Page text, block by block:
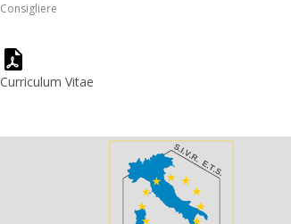
Consigliere
Curriculum Vitae